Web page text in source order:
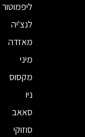
ליפמוטור
לנצ'יה
מאזדה
מיני
מקסוס
ניו
סאאב
סוזוקי